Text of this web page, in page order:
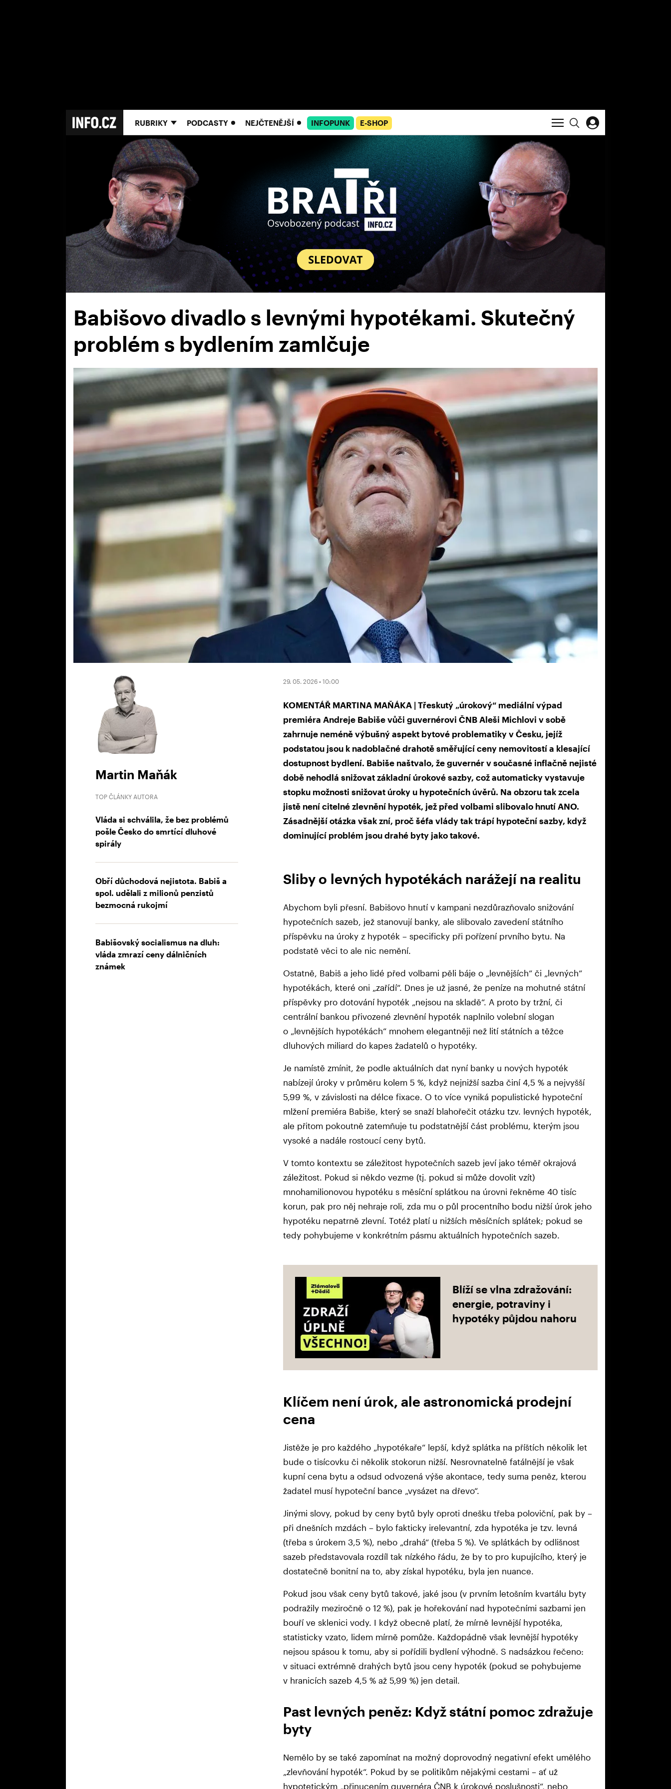
RUBRIKY PODCASTY NEJČTENĚJŠÍ INFOPUNK E-SHOP
Babišovo divadlo s levnými hypotékami. Skutečný
problém s bydlením zamlčuje
Martin Maňák
TOP ČLÁNKY AUTORA
Vláda si schválila, že bez problémů
pošle Česko do smrtící dluhové
spirály
Obří důchodová nejistota. Babiš a
spol. udělali z milionů penzistů
bezmocná rukojmí
Babišovský socialismus na dluh:
vláda zmrazí ceny dálničních
známek
29. 05. 2026 • 10:00
KOMENTÁŘ MARTINA MAŇÁKA | Třeskutý „úrokový“ mediální výpad
premiéra Andreje Babiše vůči guvernérovi ČNB Aleši Michlovi v sobě
zahrnuje neméně výbušný aspekt bytové problematiky v Česku, jejíž
podstatou jsou k nadoblačné drahotě směřující ceny nemovitostí a klesající
dostupnost bydlení. Babiše naštvalo, že guvernér v současné inflačně nejisté
době nehodlá snižovat základní úrokové sazby, což automaticky vystavuje
stopku možnosti snižovat úroky u hypotečních úvěrů. Na obzoru tak zcela
jistě není citelné zlevnění hypoték, jež před volbami slibovalo hnutí ANO.
Zásadnější otázka však zní, proč šéfa vlády tak trápí hypoteční sazby, když
dominující problém jsou drahé byty jako takové.
Sliby o levných hypotékách narážejí na realitu
Abychom byli přesní. Babišovo hnutí v kampani nezdůrazňovalo snižování
hypotečních sazeb, jež stanovují banky, ale slibovalo zavedení státního
příspěvku na úroky z hypoték – specificky při pořízení prvního bytu. Na
podstatě věci to ale nic nemění.
Ostatně, Babiš a jeho lidé před volbami pěli báje o „levnějších“ či „levných“
hypotékách, které oni „zařídí“. Dnes je už jasné, že peníze na mohutné státní
příspěvky pro dotování hypoték „nejsou na skladě“. A proto by tržní, či
centrální bankou přivozené zlevnění hypoték naplnilo volební slogan
o „levnějších hypotékách“ mnohem elegantněji než lití státních a těžce
dluhových miliard do kapes žadatelů o hypotéky.
Je namístě zmínit, že podle aktuálních dat nyní banky u nových hypoték
nabízejí úroky v průměru kolem 5 %, když nejnižší sazba činí 4,5 % a nejvyšší
5,99 %, v závislosti na délce fixace. O to více vyniká populistické hypoteční
mlžení premiéra Babiše, který se snaží blahořečit otázku tzv. levných hypoték,
ale přitom pokoutně zatemňuje tu podstatnější část problému, kterým jsou
vysoké a nadále rostoucí ceny bytů.
V tomto kontextu se záležitost hypotečních sazeb jeví jako téměř okrajová
záležitost. Pokud si někdo vezme (tj. pokud si může dovolit vzít)
mnohamilionovou hypotéku s měsíční splátkou na úrovni řekněme 40 tisíc
korun, pak pro něj nehraje roli, zda mu o půl procentního bodu nižší úrok jeho
hypotéku nepatrně zlevní. Totéž platí u nižších měsíčních splátek; pokud se
tedy pohybujeme v konkrétním pásmu aktuálních hypotečních sazeb.
Blíží se vlna zdražování:
energie, potraviny i
hypotéky půjdou nahoru
Klíčem není úrok, ale astronomická prodejní
cena
Jistěže je pro každého „hypotékaře“ lepší, když splátka na příštích několik let
bude o tisícovku či několik stokorun nižší. Nesrovnatelně fatálnější je však
kupní cena bytu a odsud odvozená výše akontace, tedy suma peněz, kterou
žadatel musí hypoteční bance „vysázet na dřevo“.
Jinými slovy, pokud by ceny bytů byly oproti dnešku třeba poloviční, pak by –
při dnešních mzdách – bylo fakticky irelevantní, zda hypotéka je tzv. levná
(třeba s úrokem 3,5 %), nebo „drahá“ (třeba 5 %). Ve splátkách by odlišnost
sazeb představovala rozdíl tak nízkého řádu, že by to pro kupujícího, který je
dostatečně bonitní na to, aby získal hypotéku, byla jen nuance.
Pokud jsou však ceny bytů takové, jaké jsou (v prvním letošním kvartálu byty
podražily meziročně o 12 %), pak je hořekování nad hypotečními sazbami jen
bouří ve sklenici vody. I když obecně platí, že mírně levnější hypotéka,
statisticky vzato, lidem mírně pomůže. Každopádně však levnější hypotéky
nejsou spásou k tomu, aby si pořídili bydlení výhodně. S nadsázkou řečeno:
v situaci extrémně drahých bytů jsou ceny hypoték (pokud se pohybujeme
v hranicích sazeb 4,5 % až 5,99 %) jen detail.
Past levných peněz: Když státní pomoc zdražuje
byty
Nemělo by se také zapomínat na možný doprovodný negativní efekt umělého
„zlevňování hypoték“. Pokud by se politikům nějakými cestami – ať už
hypotetickým „přinucením guvernéra ČNB k úrokové poslušnosti“, nebo